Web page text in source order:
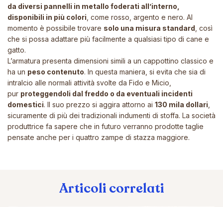
da diversi pannelli in metallo foderati all’interno,
disponibili in più colori , come rosso, argento e nero. Al
momento è possibile trovare solo una misura standard , così
che si possa adattare più facilmente a qualsiasi tipo di cane e
gatto.
L’armatura presenta dimensioni simili a un cappottino classico e
ha un peso contenuto. In questa maniera, si evita che sia di
intralcio alle normali attività svolte da Fido e Micio,
pur proteggendoli dal freddo o da eventuali incidenti
domestici. Il suo prezzo si aggira attorno ai 130 mila dollari
sicuramente di più dei tradizionali indumenti di stoffa. La società
produttrice fa sapere che in futuro verranno prodotte taglie
pensate anche per i quattro zampe di stazza maggiore.
Articoli correlati